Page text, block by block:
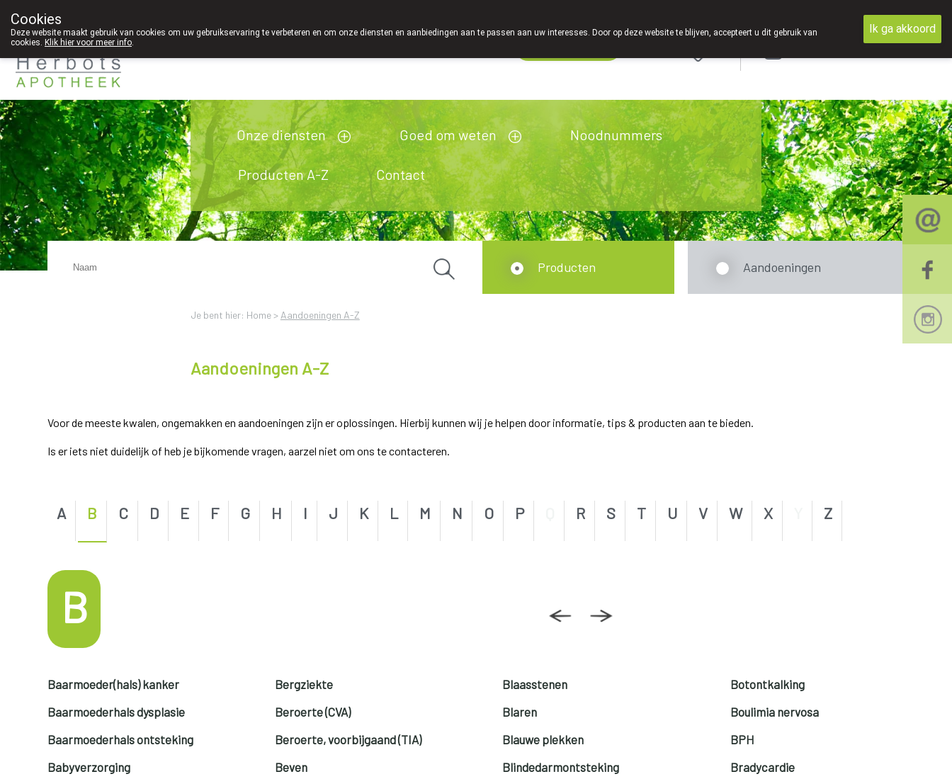
089 41 20 09
Onze diensten Goed om weten Noodnummers
Producten A-Z Contact
Je bent hier: Home > Aandoeningen A-Z
Aandoeningen A-Z
Producten Aandoeningen
Voor de meeste kwalen, ongemakken en aandoeningen zijn er oplossingen. Hierbij kunnen wij je helpen door informatie, tips & producten aan te bieden.
Is er iets niet duidelijk of heb je bijkomende vragen, aarzel niet om ons te contacteren.
A B C D E F G H I J K L M N O P R S T U V W X Z
B
Baarmoeder(hals) kanker
Baarmoederhals dysplasie
Baarmoederhals ontsteking
Babyverzorging
Bergziekte
Beroerte (CVA)
Beroerte, voorbijgaand (TIA)
Beven
Blaasstenen
Blaren
Blauwe plekken
Blindedarmontsteking
Botontkalking
Boulimia nervosa
BPH
Bradycardie
Cookies
Deze website maakt gebruik van cookies om uw gebruikservaring te verbeteren en om onze diensten en aanbiedingen aan te passen aan uw interesses. Door op deze website te blijven, accepteert u dit gebruik van
cookies. Klik hier voor meer info.
Ik ga akkoord